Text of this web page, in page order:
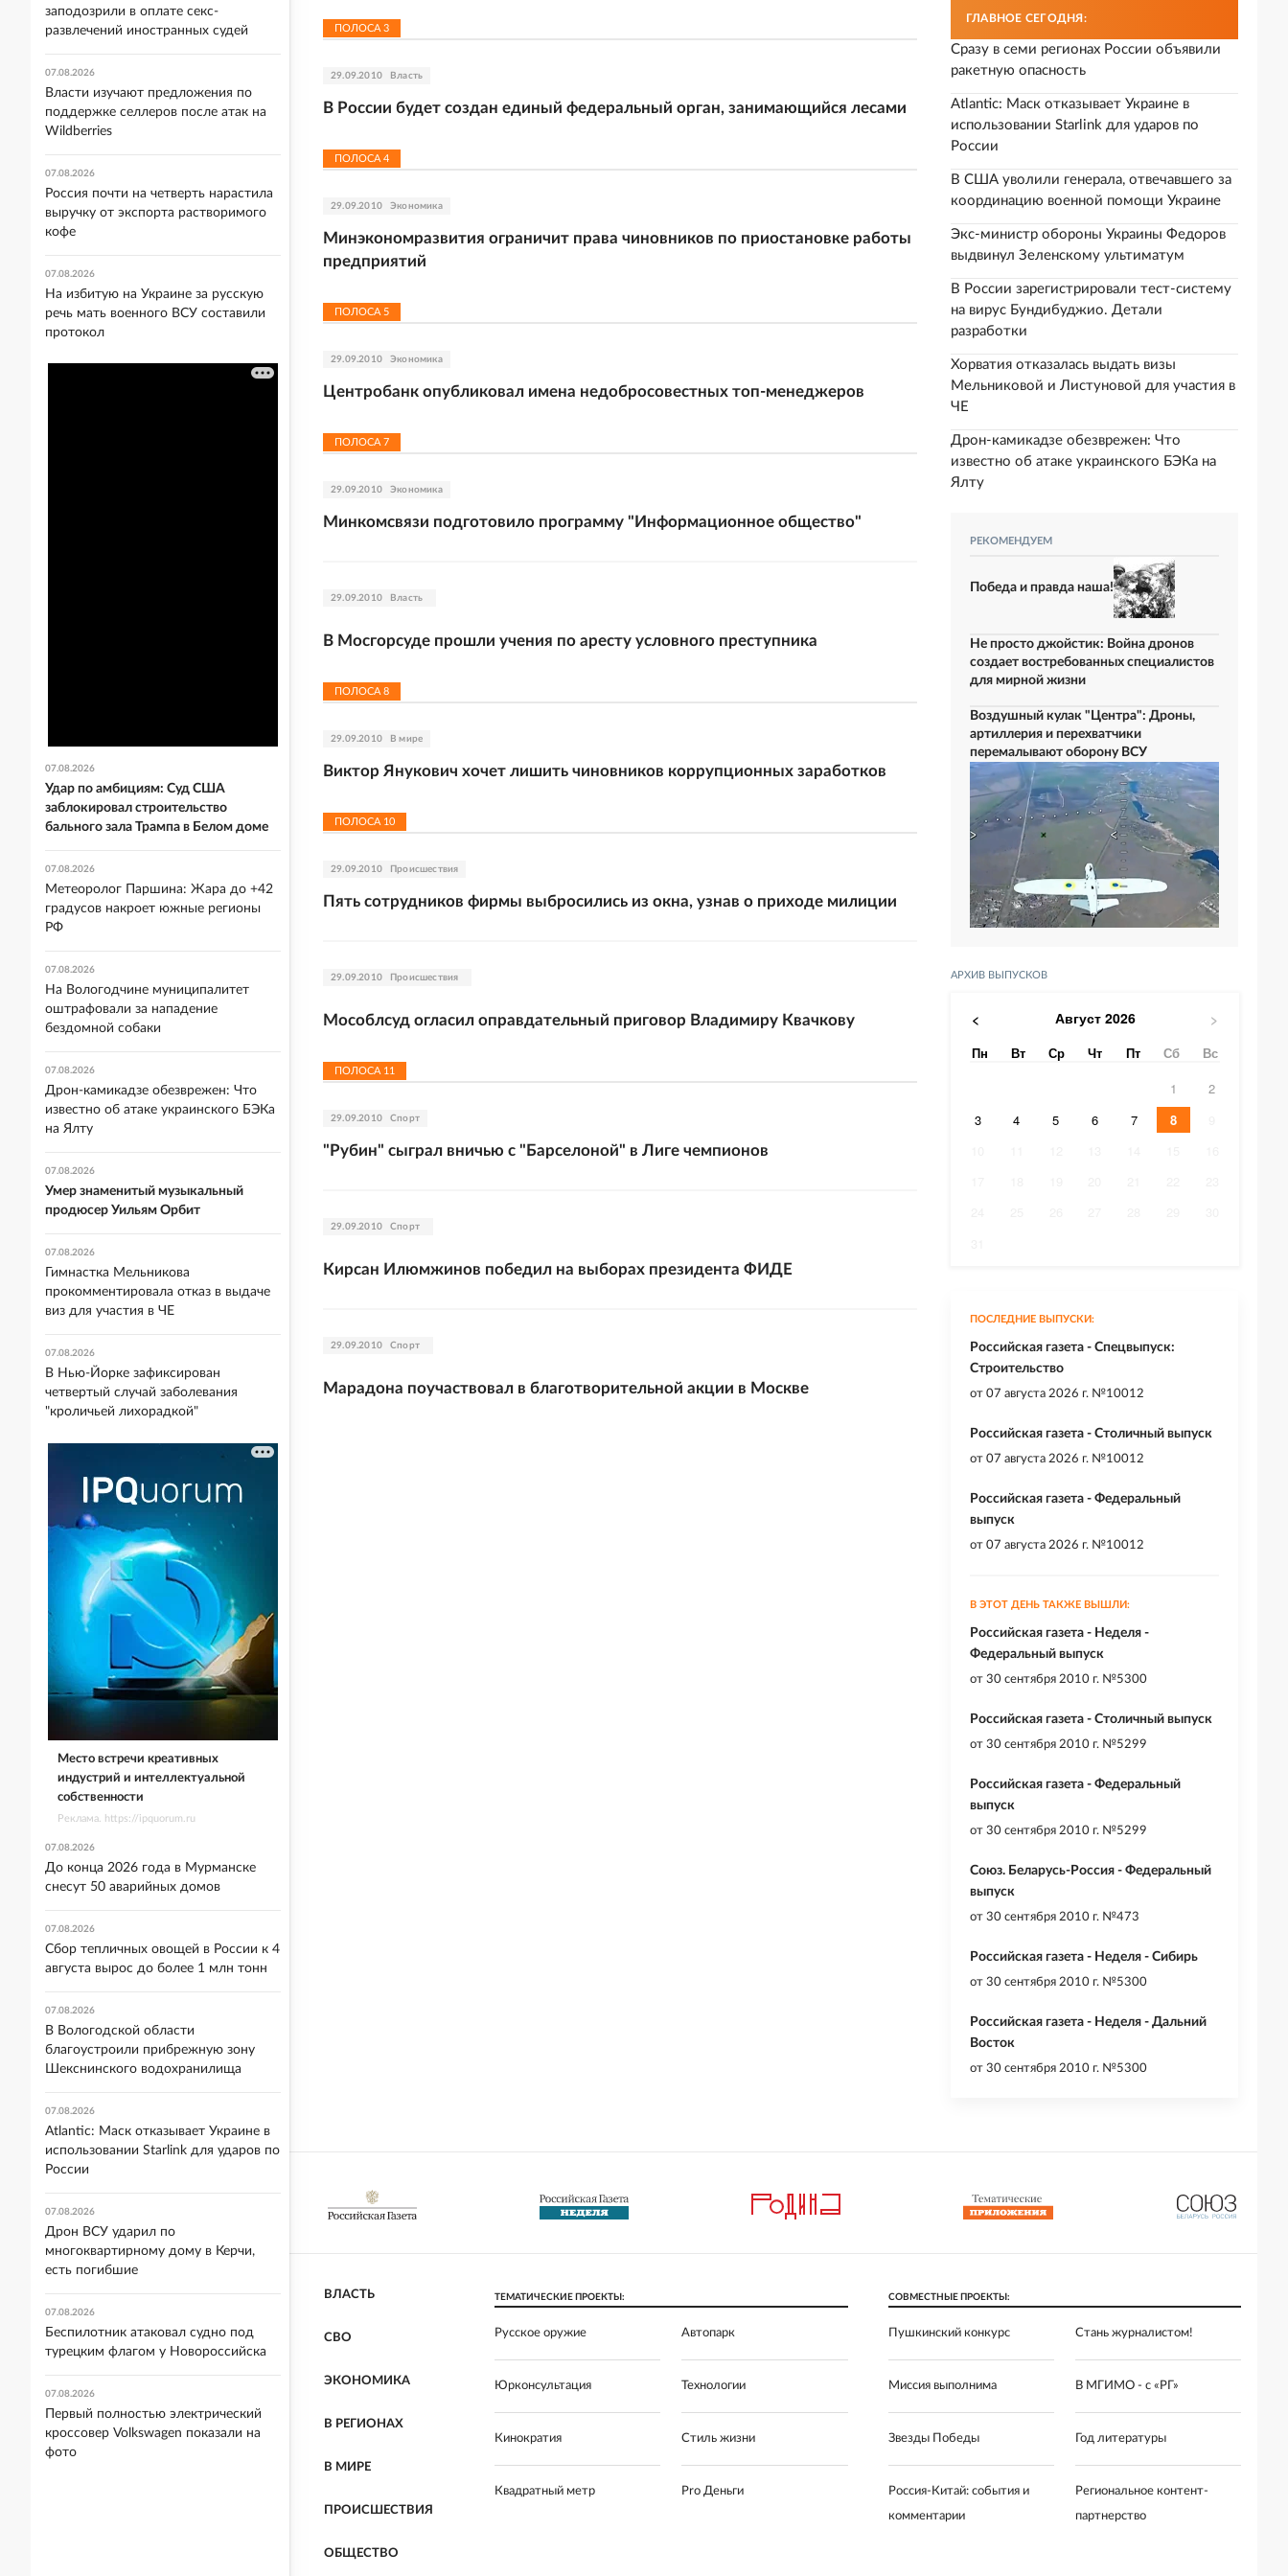
ПОЛОСА 3
29.09.2010 Власть
В России будет создан единый федеральный орган, занимающийся лесами
ПОЛОСА 4
29.09.2010 Экономика
Минэкономразвития ограничит права чиновников по приостановке работы
предприятий
ПОЛОСА 5
29.09.2010 Экономика
Центробанк опубликовал имена недобросовестных топ-менеджеров
ПОЛОСА 7
29.09.2010 Экономика
Минкомсвязи подготовило программу "Информационное общество"
29.09.2010 Власть
В Мосгорсуде прошли учения по аресту условного преступника
ПОЛОСА 8
29.09.2010 В мире
Виктор Янукович хочет лишить чиновников коррупционных заработков
ПОЛОСА 10
29.09.2010 Происшествия
Пять сотрудников фирмы выбросились из окна, узнав о приходе милиции
29.09.2010 Происшествия
Мособлсуд огласил оправдательный приговор Владимиру Квачкову
ПОЛОСА 11
29.09.2010 Спорт
"Рубин" сыграл вничью с "Барселоной" в Лиге чемпионов
29.09.2010 Спорт
Кирсан Илюмжинов победил на выборах президента ФИДЕ
29.09.2010 Спорт
Марадона поучаствовал в благотворительной акции в Москве
ГЛАВНОЕ СЕГОДНЯ:
Сразу в семи регионах России объявили
ракетную опасность
Atlantic: Маск отказывает Украине в
использовании Starlink для ударов по
России
В США уволили генерала, отвечавшего за
координацию военной помощи Украине
Экс-министр обороны Украины Федоров
выдвинул Зеленскому ультиматум
В России зарегистрировали тест-систему
на вирус Бундибуджио. Детали
разработки
Хорватия отказалась выдать визы
Мельниковой и Листуновой для участия в
ЧЕ
Дрон-камикадзе обезврежен: Что
известно об атаке украинского БЭКа на
Ялту
РЕКОМЕНДУЕМ
Победа и правда наша!
Не просто джойстик: Война дронов
создает востребованных специалистов
для мирной жизни
Воздушный кулак "Центра": Дроны,
артиллерия и перехватчики
перемалывают оборону ВСУ
АРХИВ ВЫПУСКОВ
< Август 2026 >
Пн Вт Ср Чт Пт Сб
Вс
1
2
3
4 5 6 7 8
ПОСЛЕДНИЕ ВЫПУСКИ:
Российская газета - Спецвыпуск:
Строительство
от 07 августа 2026 г. №10012
Российская газета - Столичный выпуск
от 07 августа 2026 г. №10012
Российская газета - Федеральный
выпуск
от 07 августа 2026 г. №10012
В ЭТОТ ДЕНЬ ТАКЖЕ ВЫШЛИ:
Российская газета - Неделя -
Федеральный выпуск
от 30 сентября 2010 г. №5300
Российская газета - Столичный выпуск
от 30 сентября 2010 г. №5299
Российская газета - Федеральный
выпуск
от 30 сентября 2010 г. №5299
Союз. Беларусь-Россия - Федеральный
выпуск
от 30 сентября 2010 г. №473
Российская газета - Неделя - Сибирь
от 30 сентября 2010 г. №5300
Российская газета - Неделя - Дальний
Восток
от 30 сентября 2010 г. №5300
ВЛАСТЬ
СВО
ЭКОНОМИКА
В РЕГИОНАХ
В МИРЕ
ПРОИСШЕСТВИЯ
ОБЩЕСТВО
ТЕМАТИЧЕСКИЕ ПРОЕКТЫ:
Русское оружие Автопарк
Юрконсультация Технологии
Кинократия Стиль жизни
Квадратный метр Pro Деньги
СОВМЕСТНЫЕ ПРОЕКТЫ:
Пушкинский конкурс Стань журналистом!
Миссия выполнима В МГИМО - с «РГ»
Звезды Победы Год литературы
Россия-Китай: события и
комментарии
Региональное контент-
партнерство
заподозрили в оплате секс-
развлечений иностранных судей
07.08.2026
Власти изучают предложения по
поддержке селлеров после атак на
Wildberries
07.08.2026
Россия почти на четверть нарастила
выручку от экспорта растворимого
кофе
07.08.2026
На избитую на Украине за русскую
речь мать военного ВСУ составили
протокол
07.08.2026
Удар по амбициям: Суд США
заблокировал строительство
бального зала Трампа в Белом доме
07.08.2026
Метеоролог Паршина: Жара до +42
градусов накроет южные регионы
РФ
07.08.2026
На Вологодчине муниципалитет
оштрафовали за нападение
бездомной собаки
07.08.2026
Дрон-камикадзе обезврежен: Что
известно об атаке украинского БЭКа
на Ялту
07.08.2026
Умер знаменитый музыкальный
продюсер Уильям Орбит
07.08.2026
Гимнастка Мельникова
прокомментировала отказ в выдаче
виз для участия в ЧЕ
07.08.2026
В Нью-Йорке зафиксирован
четвертый случай заболевания
"кроличьей лихорадкой"
Место встречи креативных
индустрий и интеллектуальной
собственности
Реклама. https://ipquorum.ru
07.08.2026
До конца 2026 года в Мурманске
снесут 50 аварийных домов
07.08.2026
Сбор тепличных овощей в России к 4
августа вырос до более 1 млн тонн
07.08.2026
В Вологодской области
благоустроили прибрежную зону
Шекснинского водохранилища
07.08.2026
Atlantic: Маск отказывает Украине в
использовании Starlink для ударов по
России
07.08.2026
Дрон ВСУ ударил по
многоквартирному дому в Керчи,
есть погибшие
07.08.2026
Беспилотник атаковал судно под
турецким флагом у Новороссийска
07.08.2026
Первый полностью электрический
кроссовер Volkswagen показали на
фото